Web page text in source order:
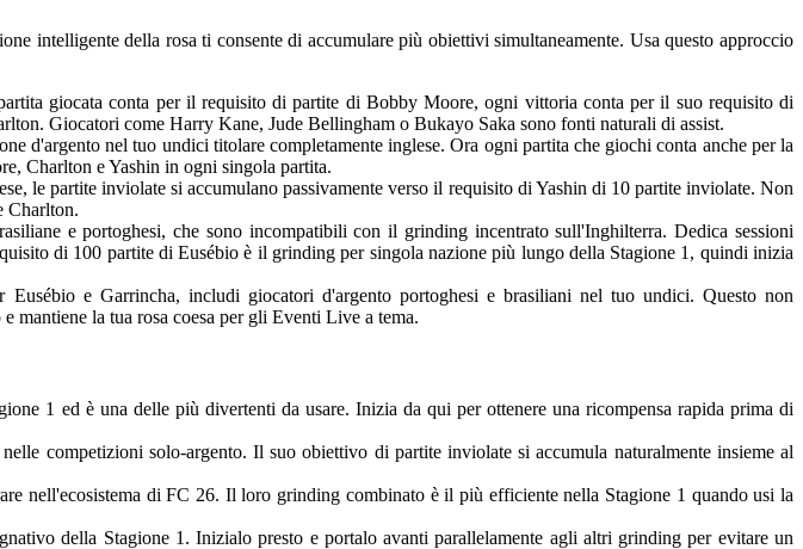
intelligente della rosa ti consente di accumulare più obiettivi simultaneamente. Usa questo approccio
giocata conta per il requisito di partite di Bobby Moore, ogni vittoria conta per il suo requisito di
Giocatori come Harry Kane, Jude Bellingham o Bukayo Saka sono fonti naturali di assist.
d'argento nel tuo undici titolare completamente inglese. Ora ogni partita che giochi conta anche per la
Charlton e Yashin in ogni singola partita.
le partite inviolate si accumulano passivamente verso il requisito di Yashin di 10 partite inviolate. Non
Charlton.
e portoghesi, che sono incompatibili con il grinding incentrato sull'Inghilterra. Dedica sessioni
di 100 partite di Eusébio è il grinding per singola nazione più lungo della Stagione 1, quindi inizia
Eusébio e Garrincha, includi giocatori d'argento portoghesi e brasiliani nel tuo undici. Questo non
mantiene la tua rosa coesa per gli Eventi Live a tema.
1 ed è una delle più divertenti da usare. Inizia da qui per ottenere una ricompensa rapida prima di
competizioni solo-argento. Il suo obiettivo di partite inviolate si accumula naturalmente insieme al
nell'ecosistema di FC 26. Il loro grinding combinato è il più efficiente nella Stagione 1 quando usi la
della Stagione 1. Inizialo presto e portalo avanti parallelamente agli altri grinding per evitare un